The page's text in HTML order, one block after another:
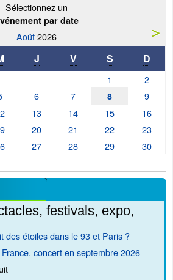
Sélectionnez un
par date
Août2026
J V S D
1
2
6 7 8
9
13 14 15
16
20 21 22
23
27 28 29
30
festivals, expo,
des étoiles dans le 93 et Paris ?
concert en septembre 2026